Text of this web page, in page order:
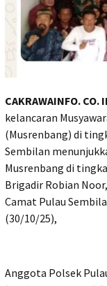
CAKRAWAINFO. CO.
kelancaran
(Musrenbang) di
Sembilan
Musrenbang di
Brigadir Robian
Camat Pulau
(30/10/25),
Anggota Polsek